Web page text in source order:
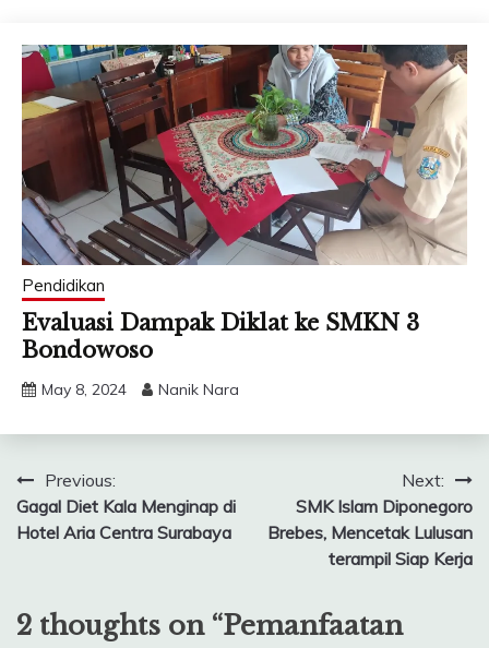
Pendidikan
Evaluasi Dampak Diklat ke SMKN 3
Bondowoso
May 8, 2024 Nanik Nara
Post
navigation
Previous:
Gagal Diet Kala Menginap di
Hotel Aria Centra Surabaya
Next:
SMK Islam Diponegoro
Brebes, Mencetak Lulusan
terampil Siap Kerja
2 thoughts on “Pemanfaatan